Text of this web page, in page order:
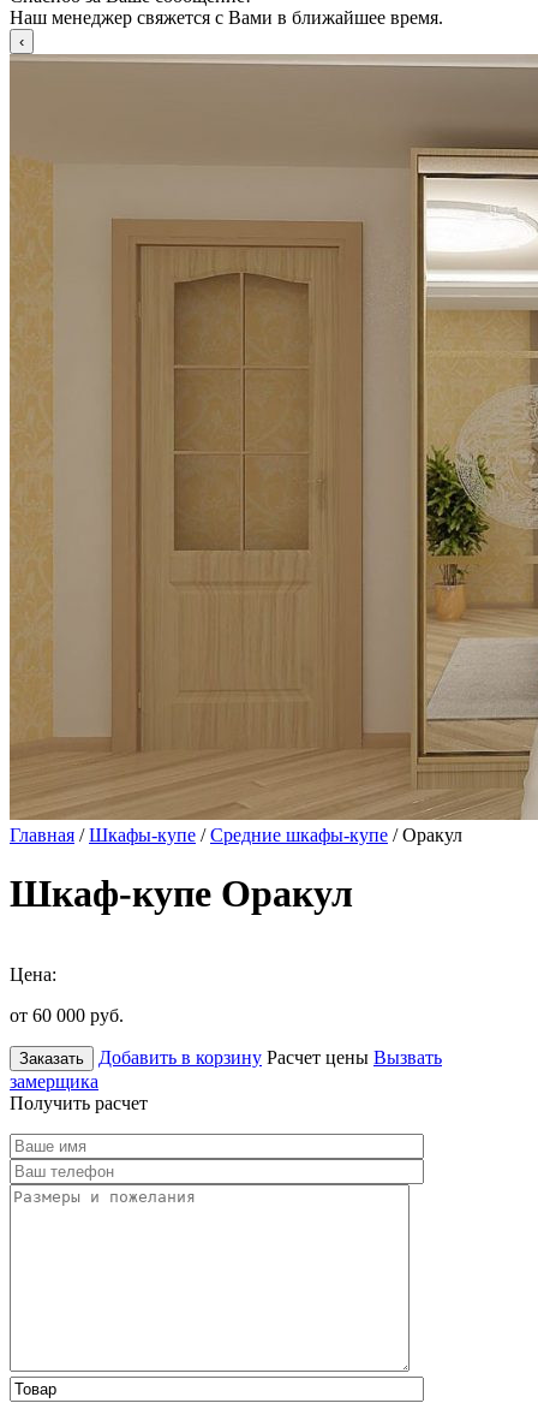
Наш менеджер свяжется с Вами в ближайшее время.
Главная /Шкафы-купе /Средние шкафы-купе / Оракул
Шкаф-купе Оракул
Цена:
от 60 000 руб.
Заказать Добавить в корзину Расчет цены Вызвать
замерщика
Получить расчет